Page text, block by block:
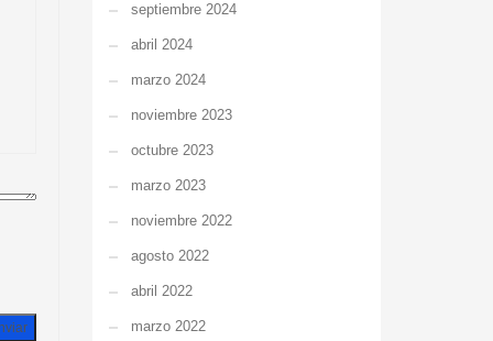
septiembre 2024
abril 2024
marzo 2024
noviembre 2023
octubre 2023
marzo 2023
noviembre 2022
agosto 2022
abril 2022
marzo 2022